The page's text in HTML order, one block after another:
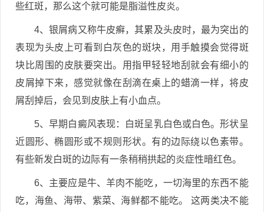
些红斑，那么这个就可能是脂溢性皮炎。
4、银屑病又称牛皮癣，其累及头皮时，最为突出的
表现为头皮上可看到白灰色的斑块，用手触摸会觉得斑
块比周围的皮肤要突出。用指甲轻轻地刮就会有细小的
皮屑掉下来，感觉就像在刮滴在桌上的蜡滴一样，将皮
屑刮掉后，会见到皮肤上有小血点。
5、早期白癜风表现：白斑呈乳白色或白色。形状呈
近圆形、椭圆形或不规则形状。有的边际绕以色素带。
有些新发白斑的边际有一条稍稍拱起的炎症性暗红色。
6、主要应是牛、羊肉不能吃，一切海里的东西不能
吃，海鱼、海带、紫菜、海鲜都不能吃。 这两类决不能